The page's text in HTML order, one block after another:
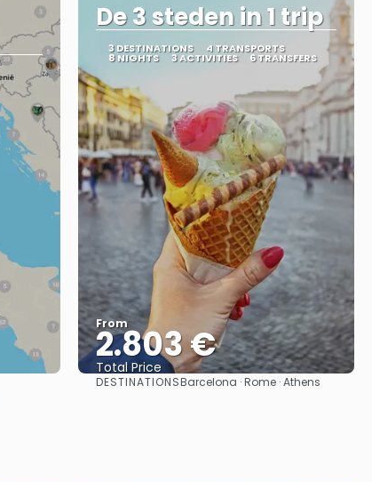
De 3 steden in 1 trip
3 DESTINATIONS 4 TRANSPORTS
8 NIGHTS 3 ACTIVITIES 6 TRANSFERS
From
2.803 €
Total Price
See
DESTINATIONSBarcelona · Rome · Athens